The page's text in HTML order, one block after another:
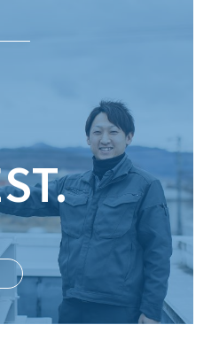
かせる